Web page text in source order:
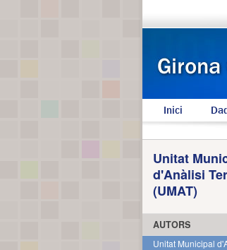
Inici
Unitat
d'Anàlisi
(UMAT)
AUTORS
Unitat Municipal